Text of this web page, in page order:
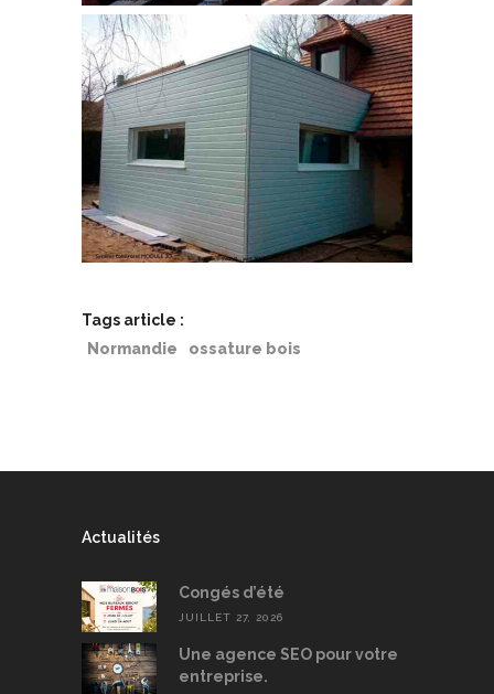
Tags article :
Normandie
ossature bois
Actualités
Congés d’été
JUILLET 27, 2026
Une agence SEO pour votre
entreprise.